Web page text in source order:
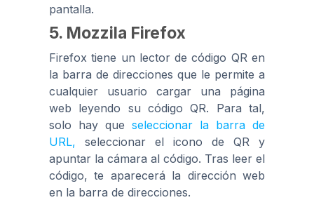
pantalla.
5. Mozzila Firefox
Firefox tiene un lector de código QR en
la barra de direcciones que le permite a
cualquier usuario cargar una página
web leyendo su código QR. Para tal,
solo hay que seleccionar la barra de
URL, seleccionar el icono de QR y
apuntar la cámara al código. Tras leer el
código, te aparecerá la dirección web
en la barra de direcciones.